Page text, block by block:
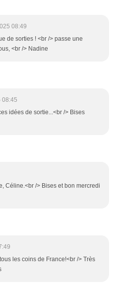
08:49
de sorties ! <br /> passe une
<br /> Nadine
08:45
idées de sortie...<br /> Bises
Céline.<br /> Bises et bon mercredi
les coins de France!<br /> Très